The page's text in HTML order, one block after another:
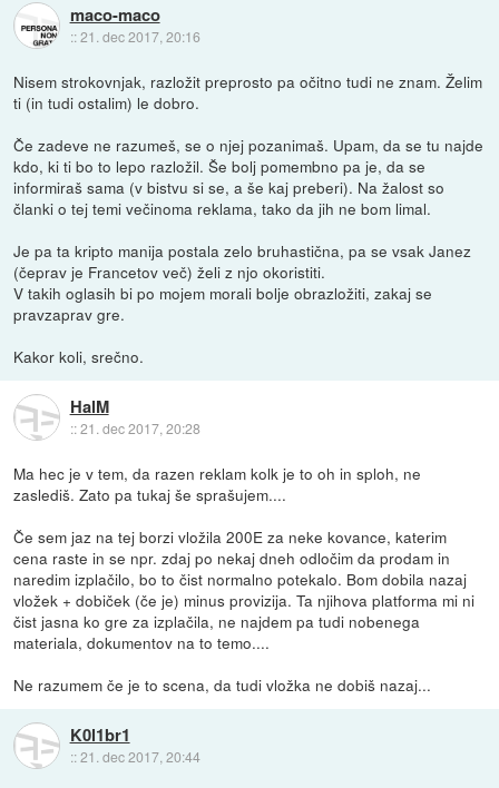
maco-maco
::21. dec 2017, 20:16
Nisem strokovnjak, razložit preprosto pa očitno tudi ne znam. Želim
ti (in tudi ostalim) le dobro.
Če zadeve ne razumeš, se o njej pozanimaš. Upam, da se tu najde
kdo, ki ti bo to lepo razložil. Še bolj pomembno pa je, da se
informiraš sama (v bistvu si se, a še kaj preberi). Na žalost so
članki o tej temi večinoma reklama, tako da jih ne bom limal.
Je pa ta kripto manija postala zelo bruhastična, pa se vsak Janez
(čeprav je Francetov več) želi z njo okoristiti.
V takih oglasih bi po mojem morali bolje obrazložiti, zakaj se
pravzaprav gre.
Kakor koli, srečno.
HalM
::21. dec 2017, 20:28
Ma hec je v tem, da razen reklam kolk je to oh in sploh, ne
zaslediš. Zato pa tukaj še sprašujem....
Če sem jaz na tej borzi vložila 200E za neke kovance, katerim
cena raste in se npr. zdaj po nekaj dneh odločim da prodam in
naredim izplačilo, bo to čist normalno potekalo. Bom dobila nazaj
vložek + dobiček (če je) minus provizija. Ta njihova platforma mi ni
čist jasna ko gre za izplačila, ne najdem pa tudi nobenega
materiala, dokumentov na to temo....
Ne razumem če je to scena, da tudi vložka ne dobiš nazaj...
K0l1br1
::21. dec 2017, 20:44